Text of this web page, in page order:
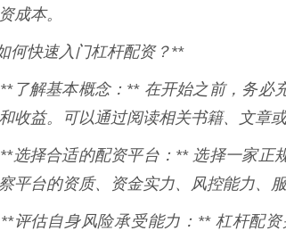
成本。
何快速入门杠杆配资？**
了解基本概念：** 在开始之前，务必
收益。可以通过阅读相关书籍、文章
选择合适的配资平台：** 选择一家正
平台的资质、资金实力、风控能力、
评估自身风险承受能力：** 杠杆配